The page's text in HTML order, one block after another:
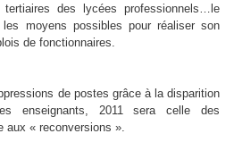
tertiaires des lycées professionnels…le
moyens possibles pour réaliser son
de fonctionnaires.
de postes grâce à la disparition
enseignants, 2011 sera celle des
aux « reconversions ».